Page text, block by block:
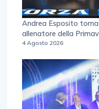
Andrea Esposito
allenatore della
4 Agosto 2026